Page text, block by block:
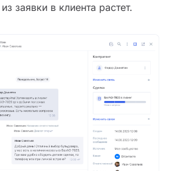
заявки в клиента растет.